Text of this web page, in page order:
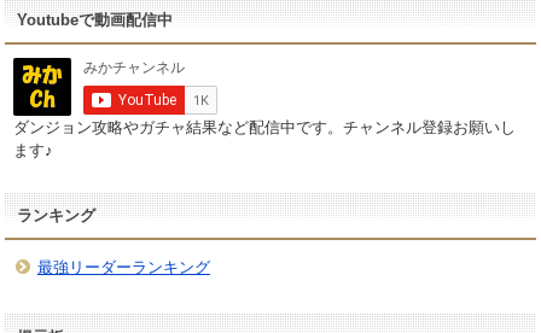
Youtubeで動画配信中
ダンジョン攻略やガチャ結果など配信中です。チャンネル登録お願いし
ます♪
ランキング
最強リーダーランキング